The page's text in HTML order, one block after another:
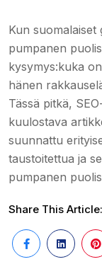
Kun suomalaiset
pumpanen
kysymys:kuka
hänen
Tässä pitkä,
kuulostava
suunnattu
taustoitettua ja
pumpanen
Share This Article: